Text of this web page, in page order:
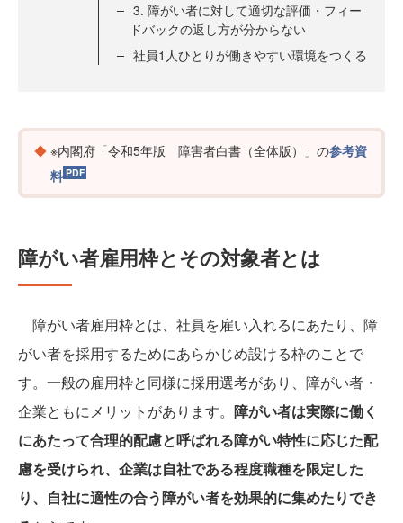
3. 障がい者に対して適切な評価・フィー
ドバックの返し方が分からない
社員1人ひとりが働きやすい環境をつくる
※内閣府「令和5年版 障害者白書（全体版）」の参考資
料
障がい者雇用枠とその対象者とは
障がい者雇用枠とは、社員を雇い入れるにあたり、障
がい者を採用するためにあらかじめ設ける枠のことで
す。一般の雇用枠と同様に採用選考があり、障がい者・
企業ともにメリットがあります。 障がい者は実際に働く
にあたって合理的配慮と呼ばれる障がい特性に応じた配
慮を受けられ、企業は自社である程度職種を限定した
り、自社に適性の合う障がい者を効果的に集めたりでき